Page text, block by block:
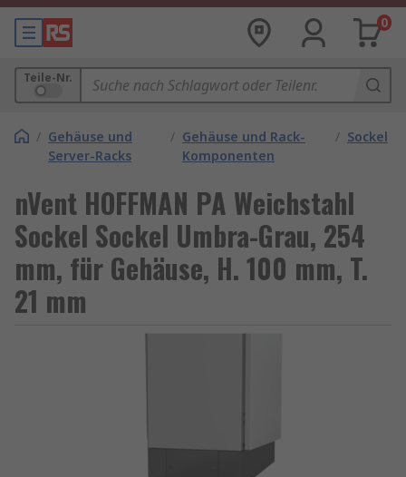
0
Teile-Nr.
/ Gehäuse und
Server-Racks
/ Gehäuse und Rack-
Komponenten
/ Sockel
nVent HOFFMAN PA Weichstahl
Sockel Sockel Umbra-Grau, 254
mm, für Gehäuse, H. 100 mm, T.
21 mm